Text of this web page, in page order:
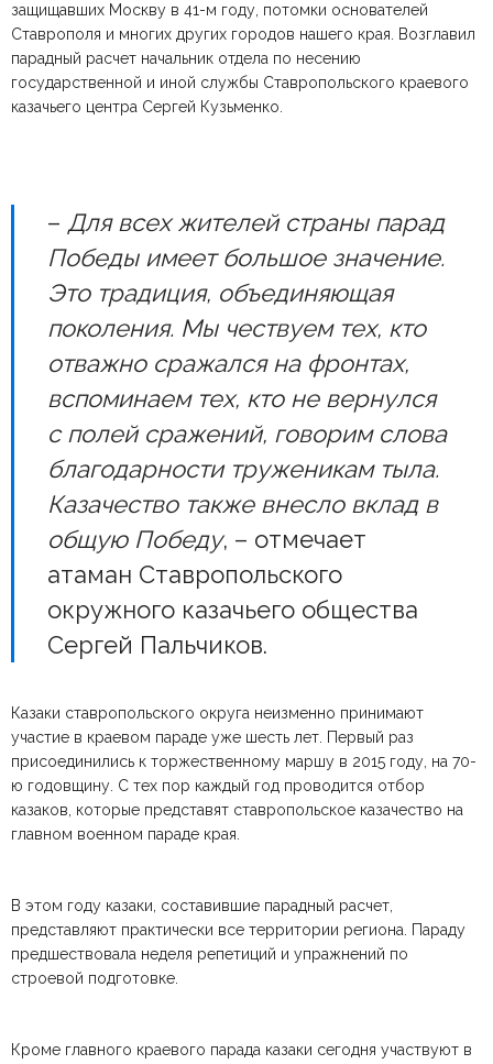
защищавших Москву в 41-м году, потомки основателей
Ставрополя и многих других городов нашего края. Возглавил
парадный расчет начальник отдела по несению
государственной и иной службы Ставропольского краевого
казачьего центра Сергей Кузьменко.
– Для всех жителей страны парад
Победы имеет большое значение.
Это традиция, объединяющая
поколения. Мы чествуем тех, кто
отважно сражался на фронтах,
вспоминаем тех, кто не вернулся
с полей сражений, говорим слова
благодарности труженикам тыла.
Казачество также внесло вклад в
общую Победу, – отмечает
атаман Ставропольского
окружного казачьего общества
Сергей Пальчиков.
Казаки ставропольского округа неизменно принимают
участие в краевом параде уже шесть лет. Первый раз
присоединились к торжественному маршу в 2015 году, на 70-
ю годовщину. С тех пор каждый год проводится отбор
казаков, которые представят ставропольское казачество на
главном военном параде края.
В этом году казаки, составившие парадный расчет,
представляют практически все территории региона. Параду
предшествовала неделя репетиций и упражнений по
строевой подготовке.
Кроме главного краевого парада казаки сегодня участвуют в